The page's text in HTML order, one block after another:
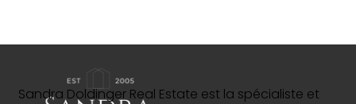
Sandra Doldinger Real Estate est la spécialiste et